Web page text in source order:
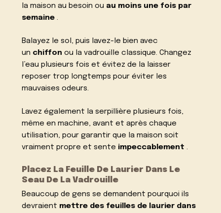
la maison au besoin ou au moins une fois par
semaine .
Balayez le sol, puis lavez-le bien avec
un chiffon ou la vadrouille classique. Changez
l’eau plusieurs fois et évitez de la laisser
reposer trop longtemps pour éviter les
mauvaises odeurs.
Lavez également la serpillière plusieurs fois,
même en machine, avant et après chaque
utilisation, pour garantir que la maison soit
vraiment propre et sente impeccablement .
Placez La Feuille De Laurier Dans Le
Seau De La Vadrouille
Beaucoup de gens se demandent pourquoi ils
devraient mettre des feuilles de laurier dans